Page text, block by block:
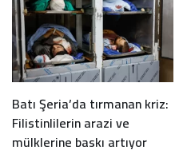
Batı Şeria’da tırmanan kriz:
Filistinlilerin arazi ve
mülklerine baskı artıyor